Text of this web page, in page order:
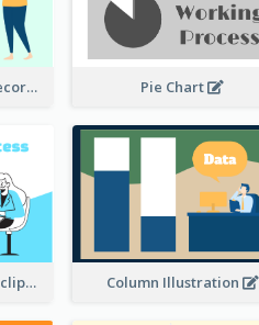
Column Comparison Record Pie Chart
Column Measurement clipart Column Illustration